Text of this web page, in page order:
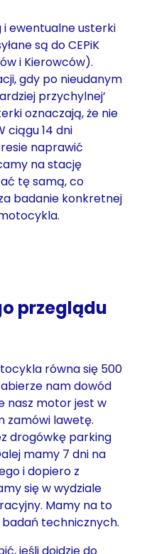
ewentualne usterki
są do CEPiK
i Kierowców).
gdy po nieudanym
przychylnej’
oznaczają, że nie
ciągu 14 dni
naprawić
na stację
tę samą, co
badanie konkretnej
przeglądu
równa się 500
nam dowód
nasz motor jest w
zamówi lawetę.
drogówkę parking
mamy 7 dni na
i dopiero z
się w wydziale
Mamy na to
badań technicznych.